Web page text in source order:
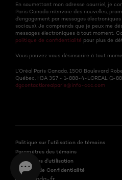
En soumettant mon adresse courriel, je
Paris Canada m’envoie des nouvelles,
d’engagement par messages
sociaux). Je comprends que je peux me
messages électroniques à tout moment.
politique de confidentialité pour plus de
Vous pouvez vous désinscrire à tout
L’Oréal Paris Canada, 1500 Boulevard
Québec, H3A 3S7 - 1-888-4-LOREAL (1-
dgcontactlorealparis@info-ccc.com
Politique sur l’utilisation de témoins
Paramètres des témoins
Conditions d'utilisation
Politique de Confidentialité